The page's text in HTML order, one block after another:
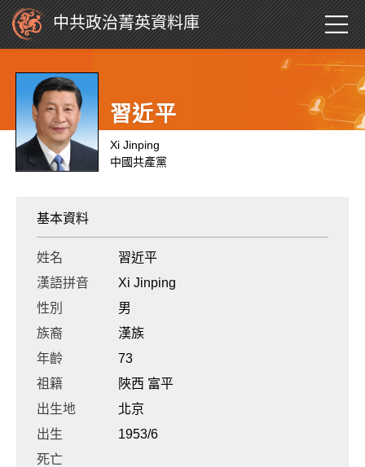
中共政治菁英資料庫
習近平
Xi Jinping
中國共產黨
基本資料
姓名
習近平
漢語拼音
Xi Jinping
性別
男
族裔
漢族
年齡
73
祖籍
陜西 富平
出生地
北京
出生
1953/6
死亡